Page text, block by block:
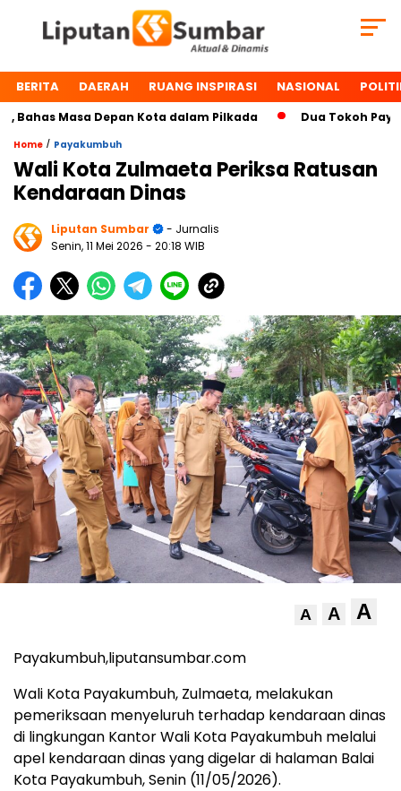
BERITA DAERAH RUANG INSPIRASI NASIONAL
Masa Depan Kota dalam Pilkada Dua Tokoh
Home / Payakumbuh
Wali Kota Zulmaeta Periksa Ratusan
Kendaraan Dinas
Liputan Sumbar
- Jurnalis
Senin, 11 Mei 2026 - 20:18 WIB
A A A
Payakumbuh,liputansumbar.com
Wali Kota Payakumbuh, Zulmaeta, melakukan
pemeriksaan menyeluruh terhadap kendaraan dinas
di lingkungan Kantor Wali Kota Payakumbuh melalui
apel kendaraan dinas yang digelar di halaman Balai
Kota Payakumbuh, Senin (11/05/2026).